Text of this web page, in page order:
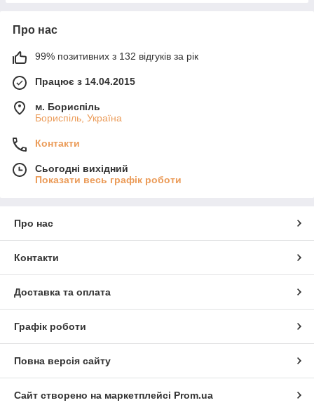
Про нас
99% позитивних з 132 відгуків за рік
Працює з 14.04.2015
м. Бориспіль
Бориспіль, Україна
Контакти
Сьогодні вихідний
Показати весь графік роботи
Про нас
Контакти
Доставка та оплата
Графік роботи
Повна версія сайту
Сайт створено на маркетплейсі Prom.ua